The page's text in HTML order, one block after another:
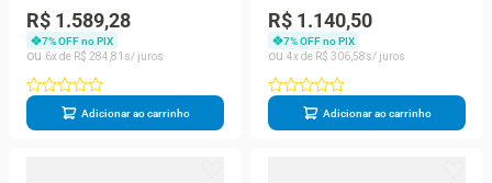
Portas de Bater 2 Gavetas
MDP Imbuia Champanhe
Vila Rica 218CM
R$ 1.589,28
7% OFF no PIX
6
R$ 284 81
Adicionar ao carrinho
Gavetas com Espelho MDF-
MDP Branco Vila Rica
R$ 1.140,50
7% OFF no PIX
4
R$ 30658
Adicionar ao carrinho